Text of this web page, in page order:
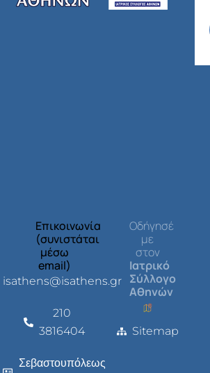
Επικοινωνία
(συνιστάται
μέσω
email)
isathens@isathens.gr
210
3816404
Σεβαστουπόλεως
Οδήγησέ
με
στον
Ιατρικό
Σύλλογο
Αθηνών
Sitemap